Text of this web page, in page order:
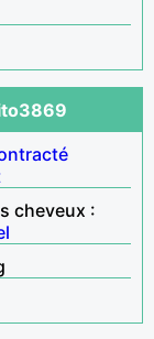
cheveux :